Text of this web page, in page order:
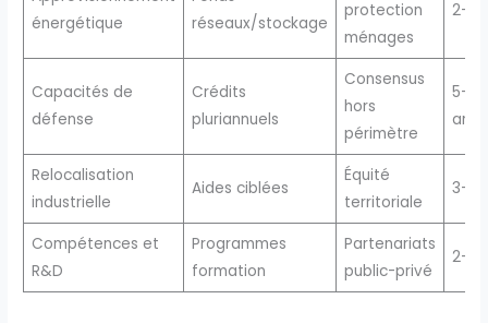
énergétique
réseaux/stockage
protection
ménages
2-5
Capacités de
défense
Crédits
pluriannuels
Consensus
hors
périmètre
5-10
ans
Relocalisation
industrielle
Aides ciblées
Équité
territoriale
3-7
Compétences et
R&D
Programmes
formation
Partenariats
public-privé
2-6